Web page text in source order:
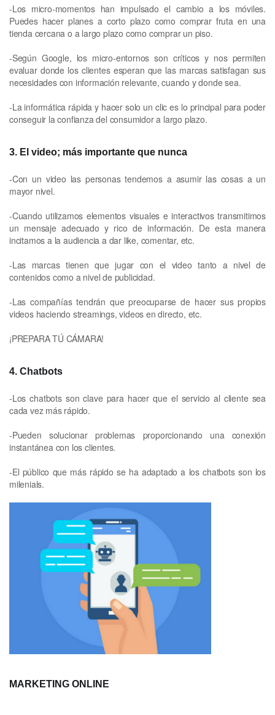
-Los micro-momentos han impulsado el cambio a los móviles.
Puedes hacer planes a corto plazo como comprar fruta en una
tienda cercana o a largo plazo como comprar un piso.
-Según Google, los micro-entornos son críticos y nos permiten
evaluar donde los clientes esperan que las marcas satisfagan sus
necesidades con información relevante, cuando y donde sea.
-La informática rápida y hacer solo un clic es lo principal para poder
conseguir la confianza del consumidor a largo plazo.
3. El video; más importante que nunca
-Con un video las personas tendemos a asumir las cosas a un
mayor nivel.
-Cuando utilizamos elementos visuales e interactivos transmitimos
un mensaje adecuado y rico de información. De esta manera
incitamos a la audiencia a dar like, comentar, etc.
-Las marcas tienen que jugar con el video tanto a nivel de
contenidos como a nivel de publicidad.
-Las compañías tendrán que preocuparse de hacer sus propios
videos haciendo streamings, videos en directo, etc.
¡PREPARA TÚ CÁMARA!
4. Chatbots
-Los chatbots son clave para hacer que el servicio al cliente sea
cada vez más rápido.
-Pueden solucionar problemas proporcionando una conexión
instantánea con los clientes.
-El público que más rápido se ha adaptado a los chatbots son los
milenials.
MARKETING ONLINE